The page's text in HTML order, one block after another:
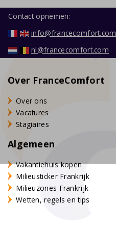
Contact opnemen:
info@francecomfort.com
nl@francecomfort.com
Over FranceComfort
Over ons
Vacatures
Stagiaires
Algemeen
Vakantiehuis kopen
Milieusticker Frankrijk
Milieuzones Frankrijk
Wetten, regels en tips